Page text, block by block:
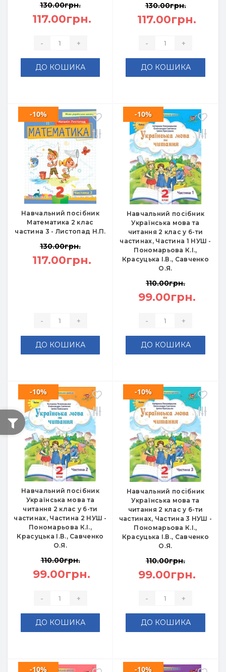
130.00грн.
117.00грн.
- +
ДО КОШИКА
130.00грн.
117.00грн.
- +
ДО КОШИКА
Навчальний посібник
Математика 2 клас
частина 3 - Листопад Н.П.
-10%
130.00грн.
117.00грн.
- +
ДО КОШИКА
Навчальний посібник
Українська мова та
читання 2 клас у 6-ти
частинах, Частина 1 НУШ -
Пономарьова К.І.,
Красуцька І.В., Савченко
О.Я.
-10%
110.00грн.
99.00грн.
- +
ДО КОШИКА
Навчальний посібник
Українська мова та
читання 2 клас у 6-ти
частинах, Частина 2 НУШ -
Пономарьова К.І.,
Красуцька І.В., Савченко
О.Я.
-10%
110.00грн.
99.00грн.
- +
ДО КОШИКА
Навчальний посібник
Українська мова та
читання 2 клас у 6-ти
частинах, Частина 3 НУШ -
Пономарьова К.І.,
Красуцька І.В., Савченко
О.Я.
-10%
110.00грн.
99.00грн.
- +
ДО КОШИКА
-10% -10%